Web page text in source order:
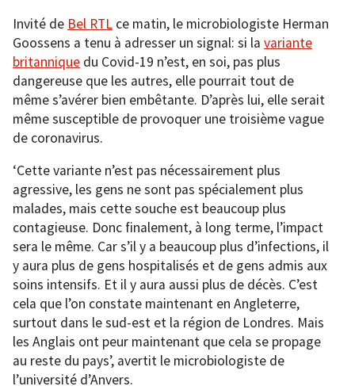
Invité de Bel RTL ce matin, le microbiologiste Herman
Goossens a tenu à adresser un signal: si la variante
britannique du Covid-19 n’est, en soi, pas plus
dangereuse que les autres, elle pourrait tout de
même s’avérer bien embêtante. D’après lui, elle serait
même susceptible de provoquer une troisième vague
de coronavirus.
‘Cette variante n’est pas nécessairement plus
agressive, les gens ne sont pas spécialement plus
malades, mais cette souche est beaucoup plus
contagieuse. Donc finalement, à long terme, l’impact
sera le même. Car s’il y a beaucoup plus d’infections, il
y aura plus de gens hospitalisés et de gens admis aux
soins intensifs. Et il y aura aussi plus de décès. C’est
cela que l’on constate maintenant en Angleterre,
surtout dans le sud-est et la région de Londres. Mais
les Anglais ont peur maintenant que cela se propage
au reste du pays’, avertit le microbiologiste de
l’université d’Anvers.